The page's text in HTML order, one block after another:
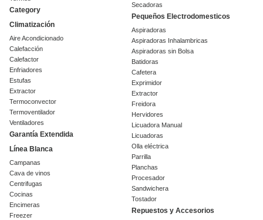
Category
Climatización
Aire Acondicionado
Calefacción
Calefactor
Enfriadores
Estufas
Extractor
Termoconvector
Termoventilador
Ventiladores
Garantía Extendida
Línea Blanca
Campanas
Cava de vinos
Centrifugas
Cocinas
Encimeras
Freezer
Secadoras
Pequeños Electrodomesticos
Aspiradoras
Aspiradoras Inhalambricas
Aspiradoras sin Bolsa
Batidoras
Cafetera
Exprimidor
Extractor
Freidora
Hervidores
Licuadora Manual
Licuadoras
Olla eléctrica
Parrilla
Planchas
Procesador
Sandwichera
Tostador
Repuestos y Accesorios